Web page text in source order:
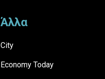
Άλλα
City
Economy Today